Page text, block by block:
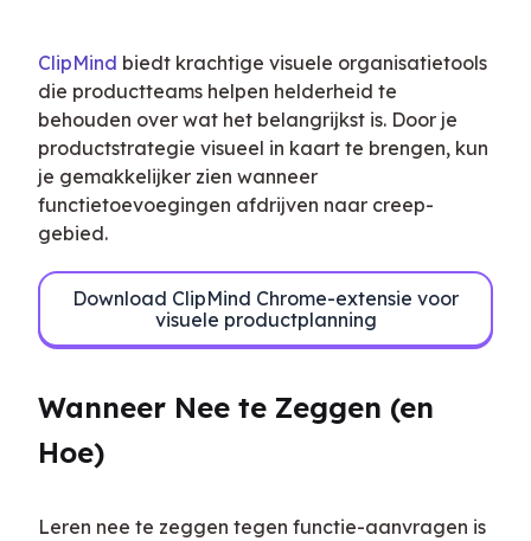
ClipMind biedt krachtige visuele organisatietools
die productteams helpen helderheid te
behouden over wat het belangrijkst is. Door je
productstrategie visueel in kaart te brengen, kun
je gemakkelijker zien wanneer
functietoevoegingen afdrijven naar creep-
gebied.
Download ClipMind Chrome-extensie voor
visuele productplanning
Wanneer Nee te Zeggen (en
Hoe)
Leren nee te zeggen tegen functie-aanvragen is